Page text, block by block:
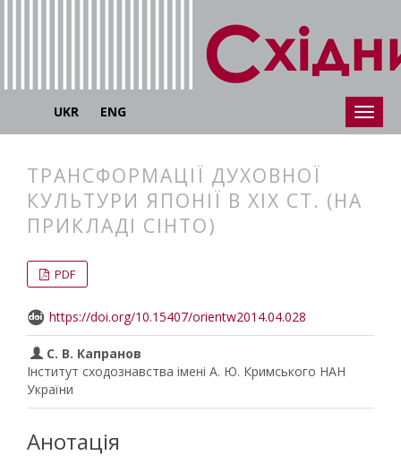
UKR ENG
ТРАНСФОРМАЦІЇ ДУХОВНОЇ
КУЛЬТУРИ ЯПОНІЇ В ХІХ СТ. (НА
ПРИКЛАДІ СІНТО)
PDF
https://doi.org/10.15407/orientw2014.04.028
С. В. Капранов
Інститут сходознавства імені А. Ю. Кримського НАН
України
Анотація